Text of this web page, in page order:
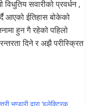
सवारीको प्रवर्धन ,
आएको ईतिहास बोकेको
हुन गै रहेको पहिलो
दिने र अझै परीस्क्रित
भण्डारी द्वारा ‘इलेक्ट्रिक